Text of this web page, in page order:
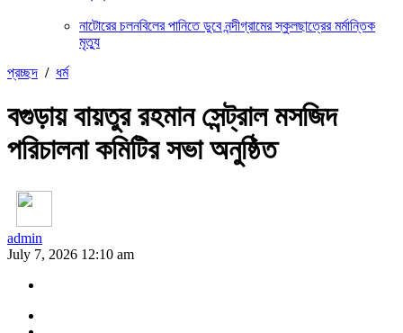
নাটোরের চলনবিলের পানিতে ডুবে নন্দীগ্রামের স্কুলছাত্রের মর্মান্তিক
মৃত্যু
প্রচ্ছদ / ধর্ম
বগুড়ায় বায়তুর রহমান সেন্ট্রাল মসজিদ
পরিচালনা কমিটির সভা অনুষ্ঠিত
admin
July 7, 2026 12:10 am